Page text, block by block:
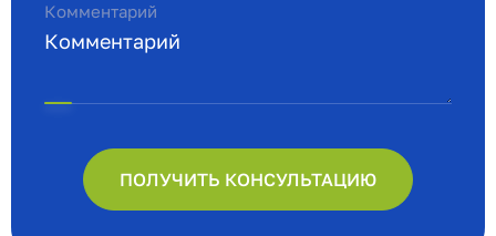
Комментарий
ПОЛУЧИТЬ КОНСУЛЬТАЦИЮ